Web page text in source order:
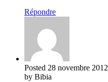
Répondre
Posted 28 novembre 2012
by Bibia